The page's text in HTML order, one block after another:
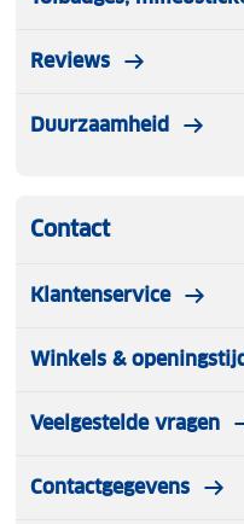
Reviews
Duurzaamheid
Contact
Klantenservice
Winkels &
Veelgestelde vragen
Contactgegevens